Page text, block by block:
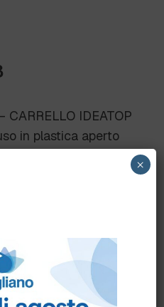
CARRELLO IDEATOP
in plastica aperto
al0172 478161
oppure
.
a disposizione.
×